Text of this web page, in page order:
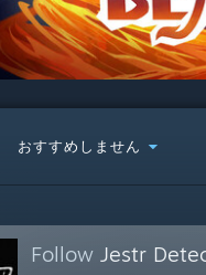
おすすめしません
Follow Jestr